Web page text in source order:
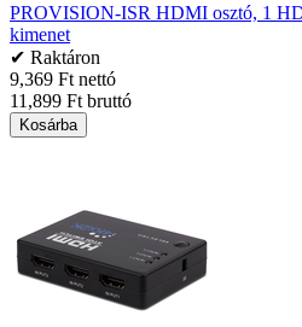
PROVISION-ISR HDMI osztó, 1
kimenet
✔ Raktáron
9,369 Ft nettó
11,899 Ft bruttó
Kosárba